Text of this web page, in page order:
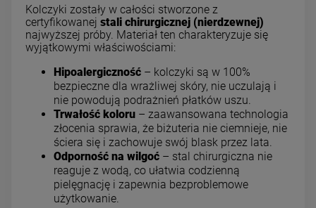
Kolczyki zostały w całości stworzone z
certyfikowanej stali chirurgicznej (nierdzewnej)
najwyższej próby. Materiał ten charakteryzuje się
wyjątkowymi właściwościami:
Hipoalergiczność – kolczyki są w 100%
bezpieczne dla wrażliwej skóry, nie uczulają i
nie powodują podrażnień płatków uszu.
Trwałość koloru – zaawansowana technologia
złocenia sprawia, że biżuteria nie ciemnieje, nie
ściera się i zachowuje swój blask przez lata.
Odporność na wilgoć – stal chirurgiczna nie
reaguje z wodą, co ułatwia codzienną
pielęgnację i zapewnia bezproblemowe
użytkowanie.